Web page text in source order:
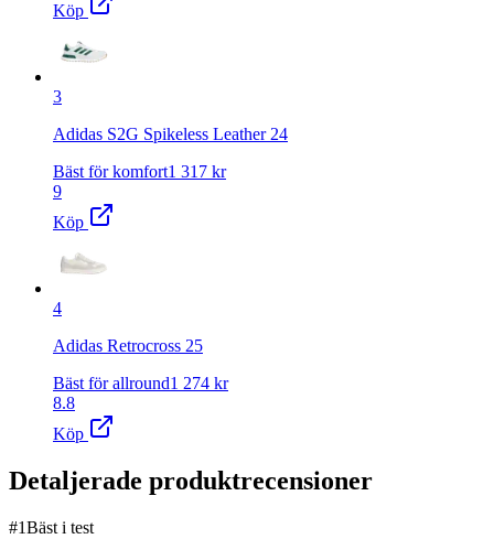
Köp
3
Adidas S2G Spikeless Leather 24
Bäst för komfort1 317 kr
9
Köp
4
Adidas Retrocross 25
Bäst för allround1 274 kr
8.8
Köp
Detaljerade produktrecensioner
#1Bäst i test